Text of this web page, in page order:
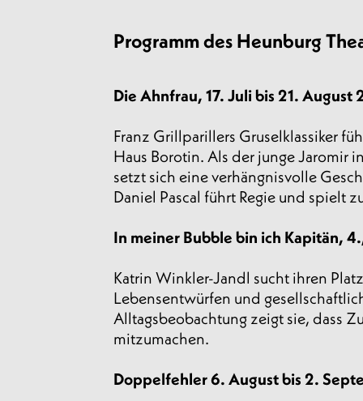
Programm des Heunburg
Die Ahnfrau, 17. Juli bis 21. August
Franz Grillparillers Gruselklassiker
Haus Borotin. Als der junge Jaromir
setzt sich eine verhängnisvolle
Daniel Pascal führt Regie und spielt
In meiner Bubble bin ich Kapitän,
Katrin Winkler-Jandl sucht ihren
Lebensentwürfen und
Alltagsbeobachtung zeigt sie, dass
mitzumachen.
Doppelfehler 6. August bis 2.